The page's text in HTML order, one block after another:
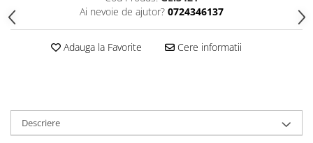
Ai nevoie de ajutor? 0724346137
Adauga la Favorite Cere informatii
Descriere